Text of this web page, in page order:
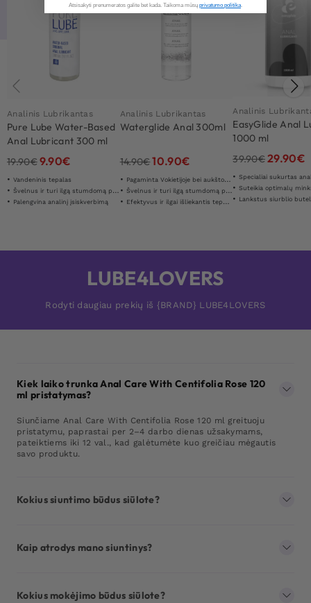
Analinis Lubrikantas
Pure Lube Water-Based
Anal Lubricant 300 ml
19.90€9.90€
Vandeninis tepalas
Švelnus ir turi ilgą stumdomą poveikį
Palengvina analinį įsiskverbimą
Analinis Lubrikantas
Waterglide Anal 300ml
14.90€10.90€
Pagaminta Vokietijoje bei aukštos kokybės
Švelnus ir turi ilgą stumdomą poveikį
Efektyvus ir ilgai išliekantis tepalas
Analinis
EasyGlide Anal
1000 ml
39.90€29.90€
Specialiai sukurtas
Suteikia optimalų minkštą ir
Lankstus siurblio
LUBE4LOVERS
Rodyti daugiau prekių iš {BRAND} LUBE4LOVERS
Kiek laiko trunka Anal Care With Centifolia Rose 120
ml pristatymas?
Siunčiame Anal Care With Centifolia Rose 120 ml greituoju
pristatymu, paprastai per 2–4 darbo dienas užsakymams,
pateiktiems iki 12 val., kad galėtumėte kuo greičiau mėgautis
savo produktu.
Kokius siuntimo būdus siūlote?
Kaip atrodys mano siuntinys?
Kokius mokėjimo būdus siūlote?
Atsisakyti prenumeratos galite bet kada. Taikoma mūsų privatumo politika.​